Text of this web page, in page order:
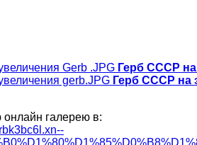
Герб СССР
Герб СССР на
онлайн галерею в: